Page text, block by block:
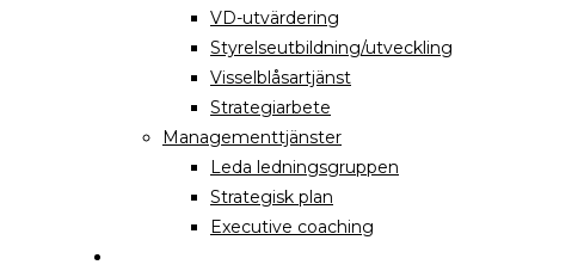
VD-utvärdering
Styrelseutbildning/utveckling
Visselblåsartjänst
Strategiarbete
Managementtjänster
Leda ledningsgruppen
Strategisk plan
Executive coaching